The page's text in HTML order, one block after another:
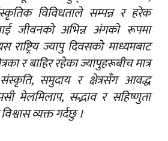
विविधताले सम्पन्न र हरेक
जीवनको अभिन्न अंगको रूपमा
ज्यापु दिवसको माध्यमबाट
र बाहिर रहेका ज्यापुहरूबीच मात्र
समुदाय र क्षेत्रसँग आवद्ध
मेलमिलाप, सद्भाव र सहिष्णुता
व्यक्त गर्दछु ।